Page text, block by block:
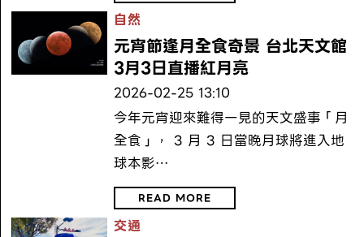
自然
元宵節逢月全食奇景 台北天文館
3月3日直播紅月亮
2026-02-25 13:10
今年元宵迎來難得一見的天文盛事「月
全食」， 3 月 3 日當晚月球將進入地
球本影…
READ MORE
交通